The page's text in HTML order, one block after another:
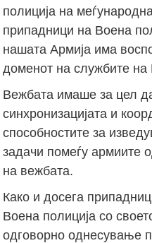
полиција на
припадници на Воена
нашата Армија има
доменот на службите на
Вежбата имаше за цел
синхронизацијата и
способностите за
задачи помеѓу армиите
на вежбата.
Како и досега
Воена полиција со
одговорно однесување